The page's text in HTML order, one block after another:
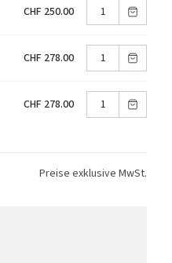
CHF 250.00
CHF 278.00
CHF 278.00
Preise exklusive MwSt.